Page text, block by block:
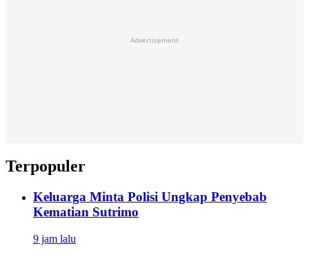
Advertisement
Terpopuler
Keluarga Minta Polisi Ungkap Penyebab
Kematian Sutrimo
9 jam lalu